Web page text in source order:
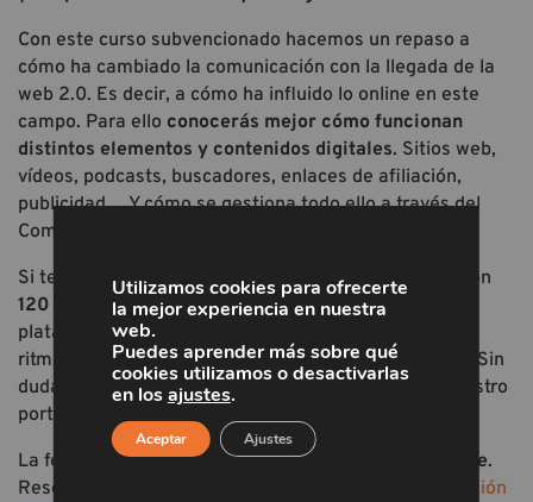
Con este curso subvencionado hacemos un repaso a
cómo ha cambiado la comunicación con la llegada de la
web 2.0. Es decir, a cómo ha influido lo online en este
campo. Para ello conocerás mejor cómo funcionan
distintos elementos y contenidos digitales. Sitios web,
vídeos, podcasts, buscadores, enlaces de afiliación,
publicidad… Y cómo se gestiona todo ello a través del
Community Management.
Si te inscribes a este programa formativo contarás con
120 horas de aprendizaje online. A través de una
plataforma e-Learning que te permitirá estudiar a tu
ritmo, desde cualquier lugar con conexión a Internet. Sin
duda, uno de los cursos gratis más completos de nuestro
portal.
La fecha de inicio de este curso es el
27 de noviembre.
Reserva tu plaza:
Curso subvencionado de comunicación
Utilizamos cookies para ofrecerte
la mejor experiencia en nuestra
web.
Puedes aprender más sobre qué
cookies utilizamos o desactivarlas
en losajustes.
Aceptar Ajustes